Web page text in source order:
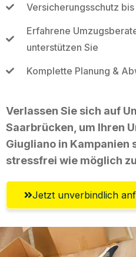
Versicherungsschutz
Erfahrene
unterstützen Sie
Komplette Planung &
Verlassen Sie sich auf
Saarbrücken, um Ihren
Giugliano in Kampanien
stressfrei wie möglich
Jetzt unverbindlich